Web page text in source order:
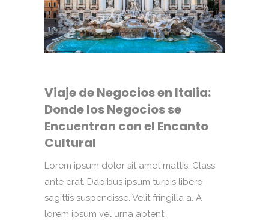
Viaje de Negocios en Italia:
Donde los Negocios se
Encuentran con el Encanto
Cultural
Lorem ipsum dolor sit amet mattis. Class
ante erat. Dapibus ipsum turpis libero
sagittis suspendisse. Velit fringilla a. A
lorem ipsum vel urna aptent.